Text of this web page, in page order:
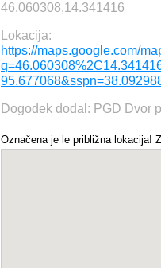
46.060308,14.341416
Lokacija:
https://maps.google.com/
Dogodek dodal: PGD Dvor
Označena je le približna lokacija!